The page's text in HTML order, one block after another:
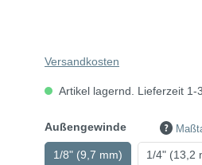
Versandkosten
Artikel lagernd. Lieferzeit 1-
Außengewinde
1/8" (9,7 mm) 1/4" (13,2